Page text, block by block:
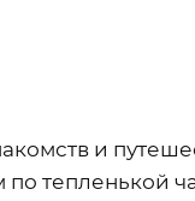
и
тепленькой